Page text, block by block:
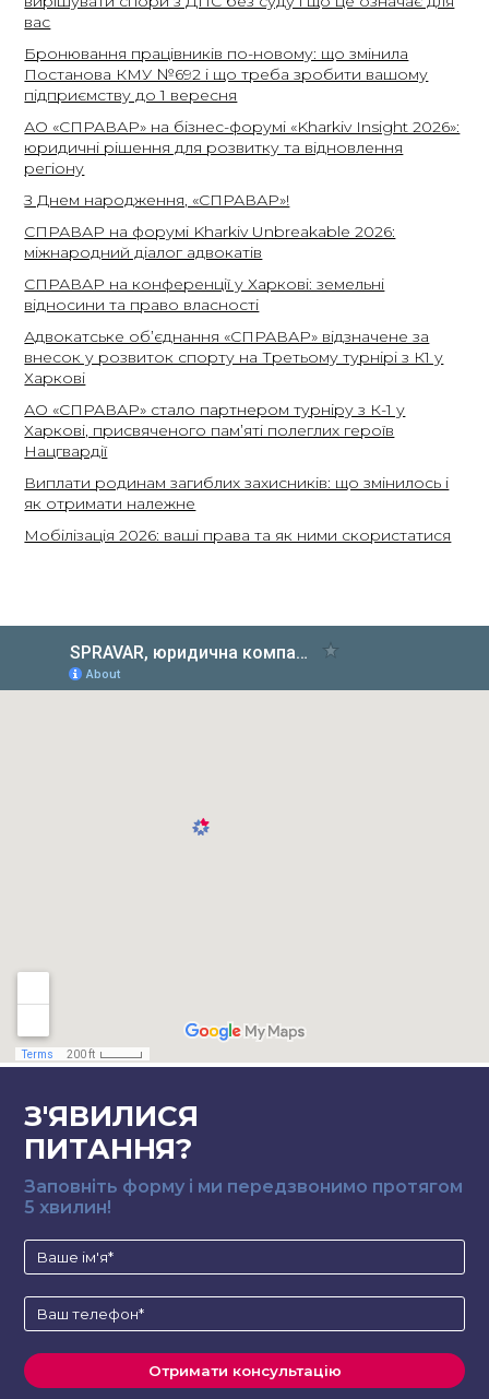
вас
Бронювання працівників по-новому: що змінила
Постанова КМУ №692 і що треба зробити вашому
підприємству до 1 вересня
АО «СПРАВАР» на бізнес-форумі «Kharkiv Insight 2026»:
юридичні рішення для розвитку та відновлення
регіону
З Днем народження, «СПРАВАР»!
СПРАВАР на форумі Kharkiv Unbreakable 2026:
міжнародний діалог адвокатів
СПРАВАР на конференції у Харкові: земельні
відносини та право власності
Адвокатське об’єднання «СПРАВАР» відзначене за
внесок у розвиток спорту на Третьому турнірі з К1 у
Харкові
АО «СПРАВАР» стало партнером турніру з К-1 у
Харкові, присвяченого пам’яті полеглих героїв
Нацгвардії
Виплати родинам загиблих захисників: що змінилось і
як отримати належне
Мобілізація 2026: ваші права та як ними скористатися
З'ЯВИЛИСЯ
ПИТАННЯ?
Заповніть форму і ми передзвонимо протягом
5 хвилин!